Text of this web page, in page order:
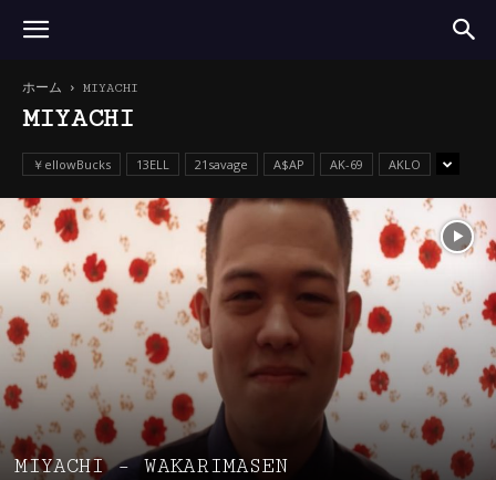
ホーム MIYACHI
MIYACHI
￥ellowBucks 13ELL 21savage A$AP AK-69 AKLO
MIYACHI – WAKARIMASEN